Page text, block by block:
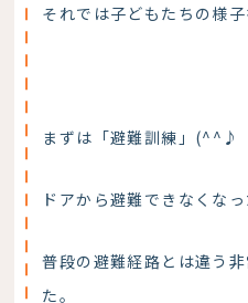
それでは子どもたちの様
まずは「避難訓練」(^^♪
ドアから避難できなくな
普段の避難経路とは違う
た。